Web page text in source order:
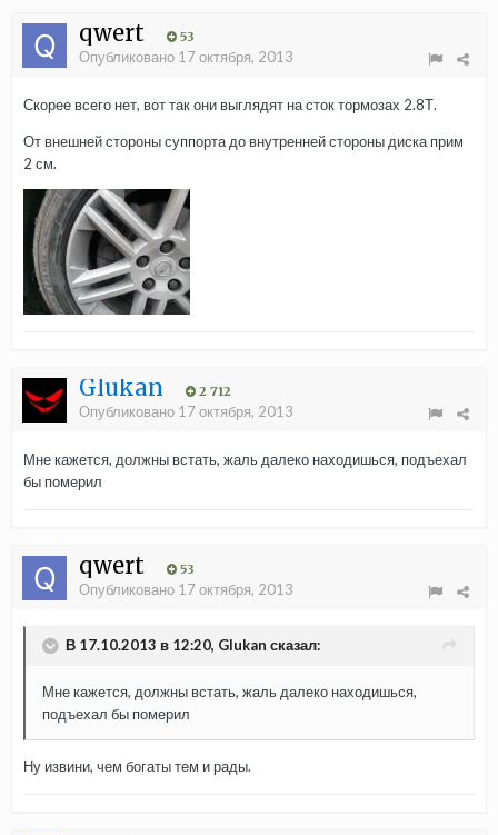
qwert 53
Опубликовано 17 октября, 2013
Скорее всего нет, вот так они выглядят на сток тормозах 2.8Т.
От внешней стороны суппорта до внутренней стороны диска прим
2 см.
Glukan 2 712
Опубликовано 17 октября, 2013
Мне кажется, должны встать, жаль далеко находишься, подъехал
бы померил
qwert 53
Опубликовано 17 октября, 2013
В 17.10.2013 в 12:20, Glukan сказал:
Мне кажется, должны встать, жаль далеко находишься,
подъехал бы померил
Ну извини, чем богаты тем и рады.